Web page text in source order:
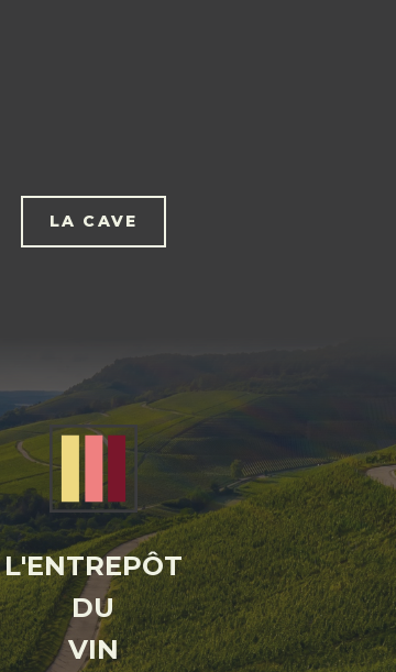
LA CAVE
L'ENTREPÔT
DU
VIN